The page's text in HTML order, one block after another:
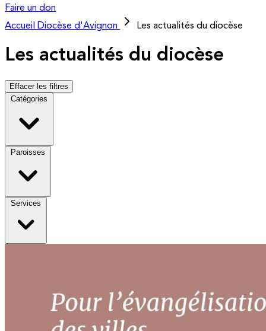
Faire un don
Accueil
Diocèse d'Avignon Les actualités du diocèse
Les actualités du diocèse
Effacer les filtres
Catégories
Paroisses
Services